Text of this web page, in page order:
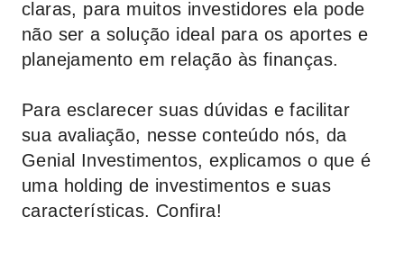
claras, para muitos investidores ela pode
não ser a solução ideal para os aportes e
planejamento em relação às finanças.
Para esclarecer suas dúvidas e facilitar
sua avaliação, nesse conteúdo nós, da
Genial Investimentos, explicamos o que é
uma holding de investimentos e suas
características. Confira!